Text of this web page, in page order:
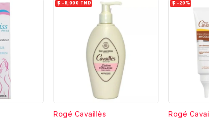
 -8,000 TND
Rogé Cavaillès
 -20%
Rogé